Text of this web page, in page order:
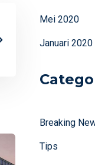
Mei 2020
Januari 2020
Breaking
Tips